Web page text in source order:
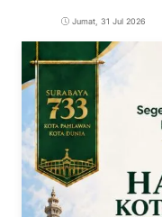
Jumat, 31 Jul 2026